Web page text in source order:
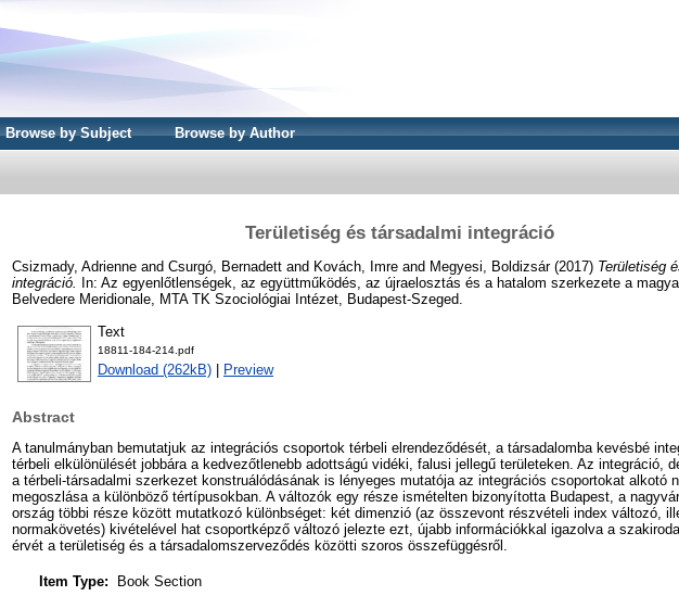
Browse by Subject Browse by Author
Területiség és társadalmi integráció
Csizmady, Adrienne and Csurgó, Bernadett and Kovách, Imre and Megyesi, Boldizsár(2017) Területiség
integráció. In: Az egyenlőtlenségek, az együttműködés, az újraelosztás és a hatalom szerkezete a
Belvedere Meridionale, MTA TK Szociológiai Intézet, Budapest-Szeged.
Text
18811-184-214.pdf
Download (262kB) Preview
Abstract
A tanulmányban bemutatjuk az integrációs csoportok térbeli elrendeződését, a társadalomba kevésbé
térbeli elkülönülését jobbára a kedvezőtlenebb adottságú vidéki, falusi jellegű területeken. Az integráció,
a térbeli-társadalmi szerkezet konstruálódásának is lényeges mutatója az integrációs csoportokat alkotó
megoszlása a különböző tértípusokban. A változók egy része ismételten bizonyította Budapest, a
ország többi része között mutatkozó különbséget: két dimenzió (az összevont részvételi index változó,
normakövetés) kivételével hat csoportképző változó jelezte ezt, újabb információkkal igazolva a
érvét a területiség és a társadalomszerveződés közötti szoros összefüggésről.
Item Type:
Book Section